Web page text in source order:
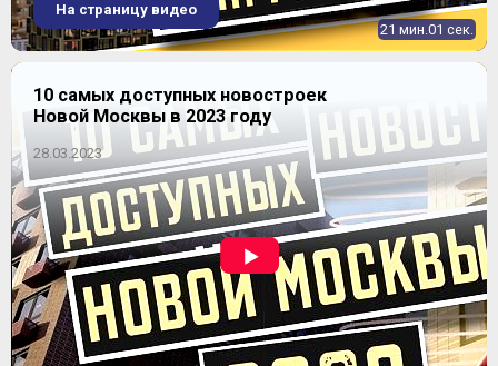
21 мин.01 сек.
На страницу видео
10 самых доступных новостроек
Новой Москвы в 2023 году
28.03.2023